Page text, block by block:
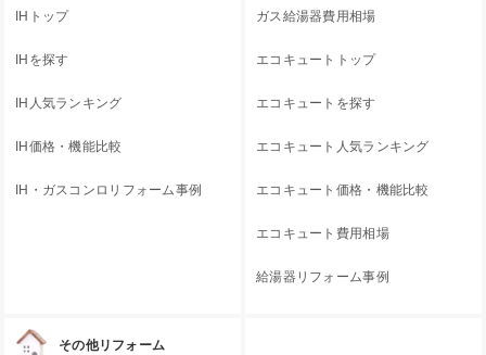
IHトップ
IHを探す
IH人気ランキング
IH価格・機能比較
IH・ガスコンロリフォーム事例
ガス給湯器費用相場
エコキュートトップ
エコキュートを探す
エコキュート人気ランキング
エコキュート価格・機能比較
エコキュート費用相場
給湯器リフォーム事例
その他リフォーム